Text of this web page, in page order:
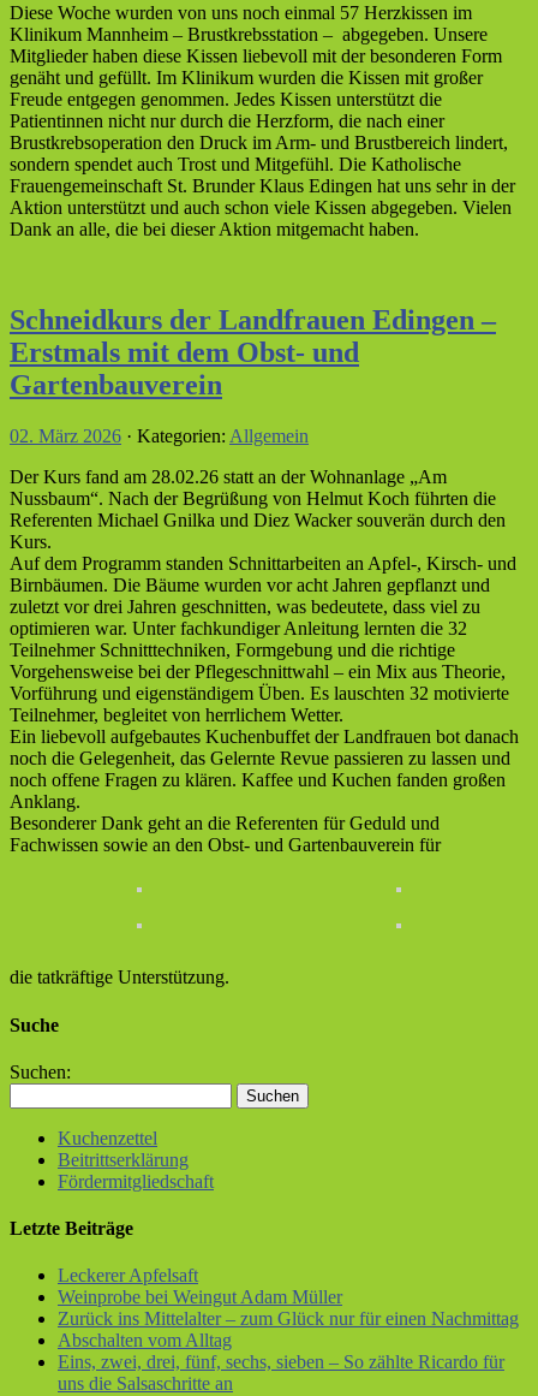
Diese Woche wurden von uns noch einmal 57 Herzkissen im
Klinikum Mannheim – Brustkrebsstation – abgegeben. Unsere
Mitglieder haben diese Kissen liebevoll mit der besonderen Form
genäht und gefüllt. Im Klinikum wurden die Kissen mit großer
Freude entgegen genommen. Jedes Kissen unterstützt die
Patientinnen nicht nur durch die Herzform, die nach einer
Brustkrebsoperation den Druck im Arm- und Brustbereich lindert,
sondern spendet auch Trost und Mitgefühl. Die Katholische
Frauengemeinschaft St. Brunder Klaus Edingen hat uns sehr in der
Aktion unterstützt und auch schon viele Kissen abgegeben. Vielen
Dank an alle, die bei dieser Aktion mitgemacht haben.
Schneidkurs der Landfrauen Edingen –
Erstmals mit dem Obst- und
Gartenbauverein
02. März 2026 · Kategorien: Allgemein
Der Kurs fand am 28.02.26 statt an der Wohnanlage „Am
Nussbaum“. Nach der Begrüßung von Helmut Koch führten die
Referenten Michael Gnilka und Diez Wacker souverän durch den
Kurs.
Auf dem Programm standen Schnittarbeiten an Apfel-, Kirsch- und
Birnbäumen. Die Bäume wurden vor acht Jahren gepflanzt und
zuletzt vor drei Jahren geschnitten, was bedeutete, dass viel zu
optimieren war. Unter fachkundiger Anleitung lernten die 32
Teilnehmer Schnitttechniken, Formgebung und die richtige
Vorgehensweise bei der Pflegeschnittwahl – ein Mix aus Theorie,
Vorführung und eigenständigem Üben. Es lauschten 32 motivierte
Teilnehmer, begleitet von herrlichem Wetter.
Ein liebevoll aufgebautes Kuchenbuffet der Landfrauen bot danach
noch die Gelegenheit, das Gelernte Revue passieren zu lassen und
noch offene Fragen zu klären. Kaffee und Kuchen fanden großen
Anklang.
Besonderer Dank geht an die Referenten für Geduld und
Fachwissen sowie an den Obst- und Gartenbauverein für
die tatkräftige Unterstützung.
Suche
Suchen:
Kuchenzettel
Beitrittserklärung
Fördermitgliedschaft
Letzte Beiträge
Leckerer Apfelsaft
Weinprobe bei Weingut Adam Müller
Zurück ins Mittelalter – zum Glück nur für einen Nachmittag
Abschalten vom Alltag
Eins, zwei, drei, fünf, sechs, sieben – So zählte Ricardo für
uns die Salsaschritte an